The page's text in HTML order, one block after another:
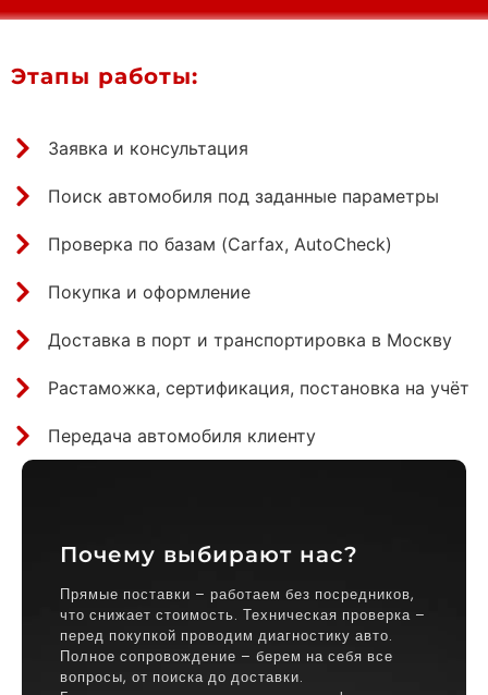
Этапы работы:
Заявка и консультация
Поиск автомобиля под заданные параметры
Проверка по базам (Carfax, AutoCheck)
Покупка и оформление
Доставка в порт и транспортировка в Москву
Растаможка, сертификация, постановка на учёт
Передача автомобиля клиенту
Почему выбирают нас?
Прямые поставки – работаем без посредников,
что снижает стоимость. Техническая проверка –
перед покупкой проводим диагностику авто.
Полное сопровождение – берем на себя все
вопросы, от поиска до доставки.